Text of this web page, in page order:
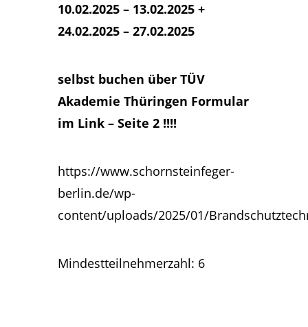
10.02.2025 – 13.02.2025 +
24.02.2025 – 27.02.2025
selbst buchen über TÜV
Akademie Thüringen Formular
im Link – Seite 2 !!!!
https://www.schornsteinfeger-
berlin.de/wp-
content/uploads/2025/01/
Mindestteilnehmerzahl: 6